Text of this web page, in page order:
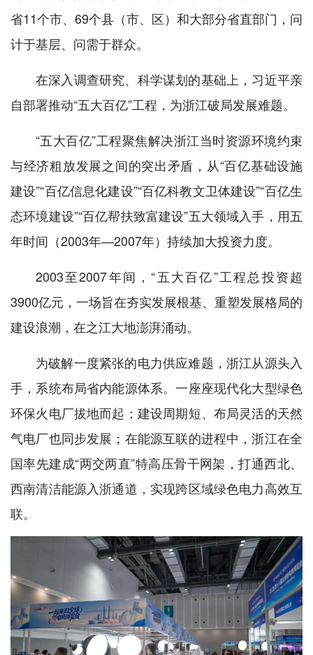
省11个市、69个县（市、区）和大部分省直部门，问
计于基层、问需于群众。
在深入调查研究、科学谋划的基础上，习近平亲
自部署推动“五大百亿”工程，为浙江破局发展难题。
“五大百亿”工程聚焦解决浙江当时资源环境约束
与经济粗放发展之间的突出矛盾，从“百亿基础设施
建设”“百亿信息化建设”“百亿科教文卫体建设”“百亿生
态环境建设”“百亿帮扶致富建设”五大领域入手，用五
年时间（2003年—2007年）持续加大投资力度。
2003至2007年间，“五大百亿”工程总投资超
3900亿元，一场旨在夯实发展根基、重塑发展格局的
建设浪潮，在之江大地澎湃涌动。
为破解一度紧张的电力供应难题，浙江从源头入
手，系统布局省内能源体系。一座座现代化大型绿色
环保火电厂拔地而起；建设周期短、布局灵活的天然
气电厂也同步发展；在能源互联的进程中，浙江在全
国率先建成“两交两直”特高压骨干网架，打通西北、
西南清洁能源入浙通道，实现跨区域绿色电力高效互
联。